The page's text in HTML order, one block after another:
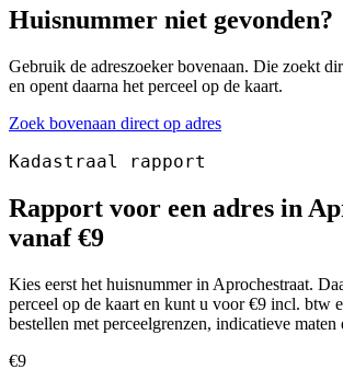
Huisnummer niet gevonden?
Gebruik de adreszoeker bovenaan. Die zoekt
en opent daarna het perceel op de kaart.
Zoek bovenaan direct op adres
Kadastraal rapport
Rapport voor een adres in
vanaf €9
Kies eerst het huisnummer in Aprochestraat.
perceel op de kaart en kunt u voor €9 incl. btw
bestellen met perceelgrenzen, indicatieve maten
€9